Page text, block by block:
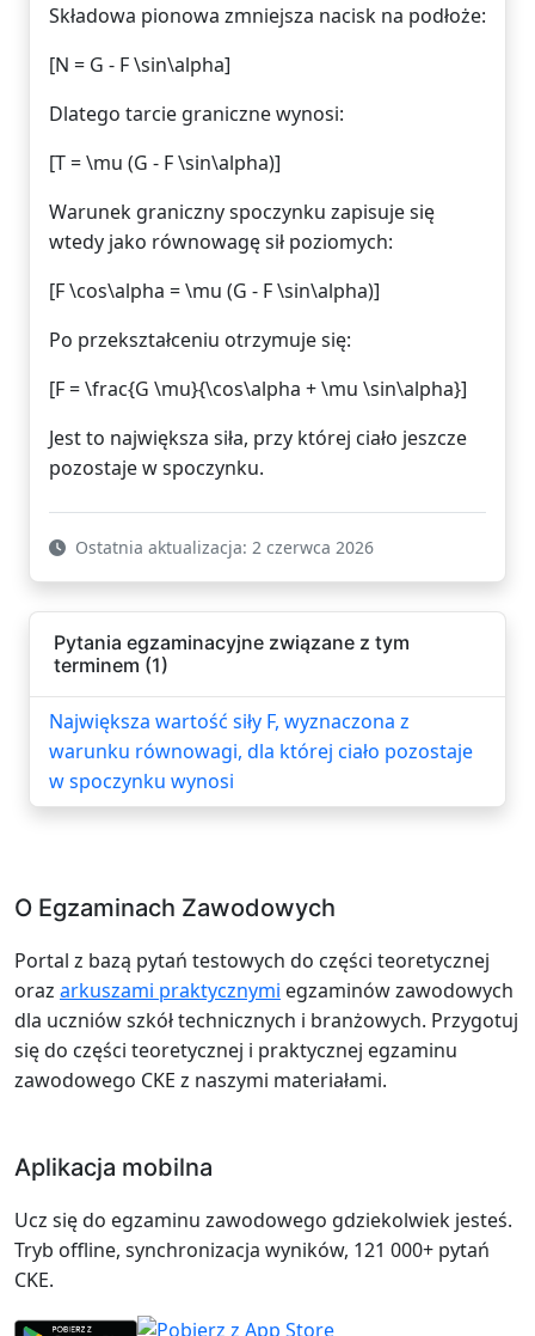
Składowa pionowa zmniejsza nacisk na podłoże:
[N = G - F \sin\alpha]
Dlatego tarcie graniczne wynosi:
[T = \mu (G - F \sin\alpha)]
Warunek graniczny spoczynku zapisuje się
wtedy jako równowagę sił poziomych:
[F \cos\alpha = \mu (G - F \sin\alpha)]
Po przekształceniu otrzymuje się:
[F = \frac{G \mu}{\cos\alpha + \mu \sin\alpha}]
Jest to największa siła, przy której ciało jeszcze
pozostaje w spoczynku.
Ostatnia aktualizacja: 2 czerwca 2026
Pytania egzaminacyjne związane z tym
terminem (1)
Największa wartość siły F, wyznaczona z
warunku równowagi, dla której ciało pozostaje
w spoczynku wynosi
O Egzaminach Zawodowych
Portal z bazą pytań testowych do części teoretycznej
oraz arkuszami praktycznymi egzaminów zawodowych
dla uczniów szkół technicznych i branżowych. Przygotuj
się do części teoretycznej i praktycznej egzaminu
zawodowego CKE z naszymi materiałami.
Aplikacja mobilna
Ucz się do egzaminu zawodowego gdziekolwiek jesteś.
Tryb offline, synchronizacja wyników, 121 000+ pytań
CKE.